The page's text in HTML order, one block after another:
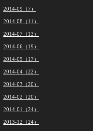
2014-09（7）
2014-08（11）
2014-07（13）
2014-06（19）
2014-05（17）
2014-04（22）
2014-03（20）
2014-02（20）
2014-01（24）
2013-12（24）